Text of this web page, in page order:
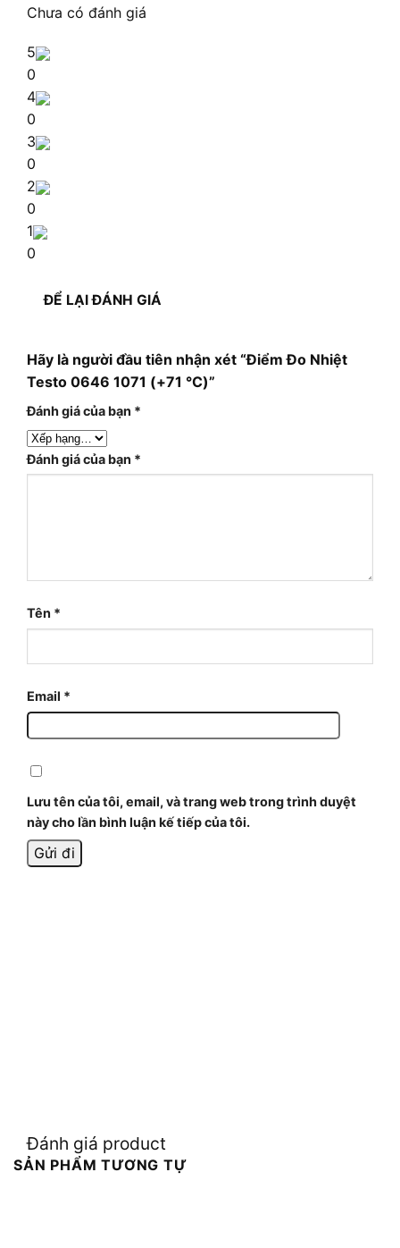
Chưa có đánh giá
5
0
4
0
3
0
2
0
1
0
ĐỂ LẠI ĐÁNH GIÁ
Hãy là người đầu tiên nhận xét “Điểm Đo Nhiệt
Testo 0646 1071 (+71 °C)”
Đánh giá của bạn *
Đánh giá của bạn *
Tên *
Email *
Lưu tên của tôi, email, và trang web trong trình duyệt
này cho lần bình luận kế tiếp của tôi.
Đánh giá product
SẢN PHẨM TƯƠNG TỰ